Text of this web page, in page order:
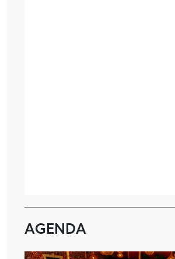
AGENDA